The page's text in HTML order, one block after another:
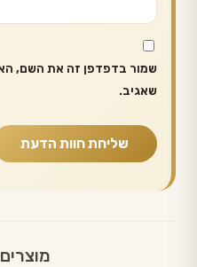
שמור בדפדפן זה את השם,
שאגיב.